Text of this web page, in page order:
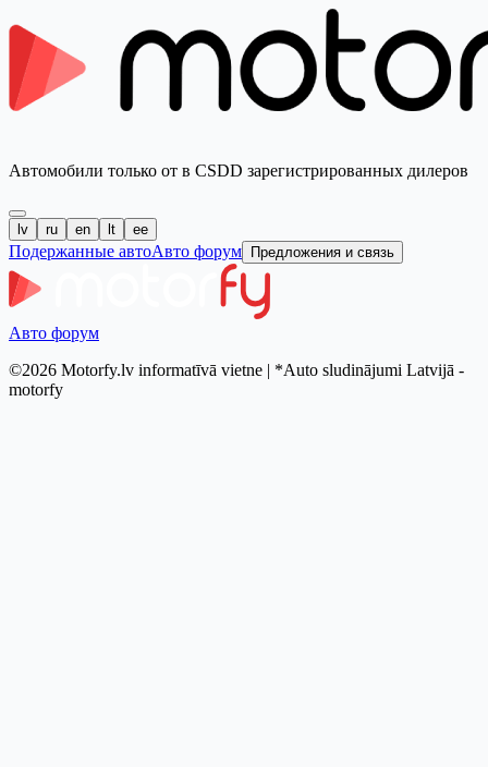
Автомобили только от в CSDD зарегистрированных дилеров
lv ru en lt ee
Подержанные автоАвто форум Предложения и связь
Авто форум
©2026 Motorfy.lv informatīvā vietne | *Auto sludinājumi Latvijā -
motorfy